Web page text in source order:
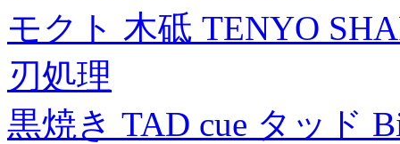
モクト 木砥 TENYO
刃処理
黒焼き TAD cue タッド